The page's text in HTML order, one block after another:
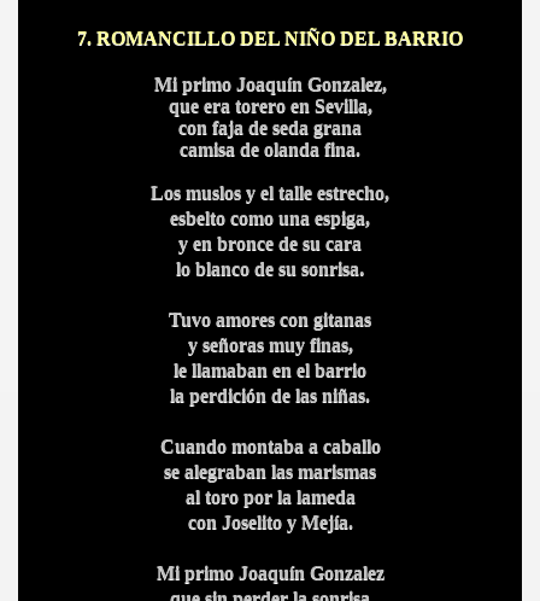
7. ROMANCILLO DEL NIÑO DEL BARRIO
Mi primo Joaquín Gonzalez,
que era torero en Sevilla,
con faja de seda grana
camisa de olanda fina.
Los muslos y el talle estrecho,
esbelto como una espiga,
y en bronce de su cara
lo blanco de su sonrisa.
Tuvo amores con gitanas
y señoras muy finas,
le llamaban en el barrio
la perdición de las niñas.
Cuando montaba a caballo
se alegraban las marismas
al toro por la lameda
con Joselito y Mejía.
Mi primo Joaquín Gonzalez